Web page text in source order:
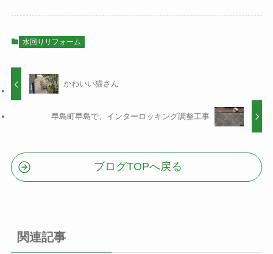
水回りリフォーム
かわいい猫さん
早島町早島で、インターロッキング調整工事
ブログTOPへ戻る
関連記事